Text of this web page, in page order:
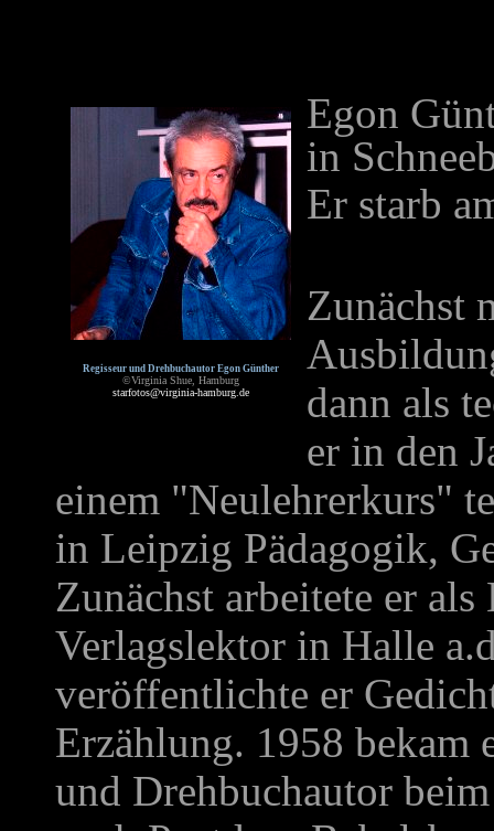
Regisseur und Drehbuchautor Egon Günther
©Virginia Shue, Hamburg
starfotos@virginia-hamburg.de
Egon
in
Er starb
Zunächst
dann als
er in den
einem "Neulehrerkurs"
in Leipzig Pädagogik,
Zunächst arbeitete er
Verlagslektor in Halle
veröffentlichte er
Erzählung. 1958 bekam
und Drehbuchautor